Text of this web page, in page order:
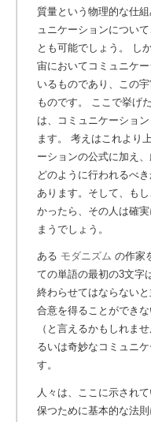
質量という物理的な仕
ュニケーションについ
とも可能でしょう。 し
宙においてコミュニケ
いるものであり、この
ものです。 ここで挙げ
は、コミュニケーショ
ます。 考えはこれより
ーションの公式に加え
どのように行われるべ
あります。そして、も
かったら、その人は確
まうでしょう。
ある モダニズム の作家
ての単語の最初の3文字
終わらせてはならない
合意を得ることができ
（と言えるかもしれま
るいは奇妙なコミュニ
す。
人々は、ここに示され
保つために基本的な法